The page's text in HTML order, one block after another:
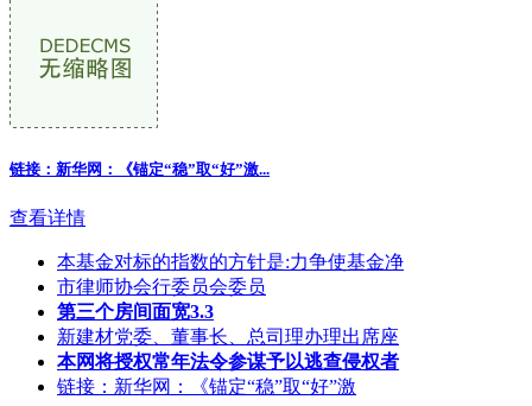
链接：新华网：《锚定“稳”取“好”激...
查看详情
本基金对标的指数的方针是:力争使基金净
市律师协会行委员会委员
第三个房间面宽3.3
新建材党委、董事长、总司理办理出席座
本网将授权常年法令参谋予以逃查侵权者
链接：新华网：《锚定“稳”取“好”激